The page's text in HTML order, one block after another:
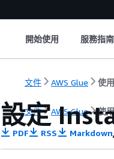
開始使用 服務指南
文件 AWS Glue 使
文件 AWS Glue 使
設定
PDF RSS Markdown